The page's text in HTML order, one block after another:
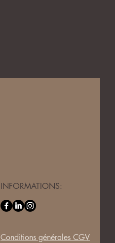
INFORMATIONS:​
Conditions générales CGV